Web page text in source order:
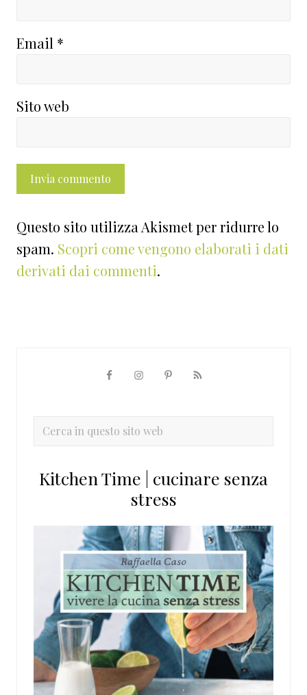
Email *
Sito web
Questo sito utilizza Akismet per ridurre lo
spam. Scopri come vengono elaborati i dati
derivati dai commenti.
primaria
Cerca
sito
Kitchen Time | cucinare senza
stress